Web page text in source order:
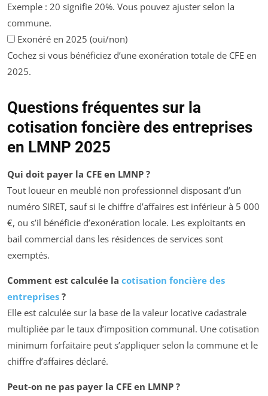
Exemple : 20 signifie 20%. Vous pouvez ajuster selon la
commune.
Exonéré en 2025 (oui/non)
Cochez si vous bénéficiez d’une exonération totale de CFE en
2025.
Questions fréquentes sur la
cotisation foncière des entreprises
en LMNP 2025
Qui doit payer la CFE en LMNP ?
Tout loueur en meublé non professionnel disposant d’un
numéro SIRET, sauf si le chiffre d’affaires est inférieur à 5 000
€, ou s’il bénéficie d’exonération locale. Les exploitants en
bail commercial dans les résidences de services sont
exemptés.
Comment est calculée la cotisation foncière des
entreprises ?
Elle est calculée sur la base de la valeur locative cadastrale
multipliée par le taux d’imposition communal. Une cotisation
minimum forfaitaire peut s’appliquer selon la commune et le
chiffre d’affaires déclaré.
Peut-on ne pas payer la CFE en LMNP ?